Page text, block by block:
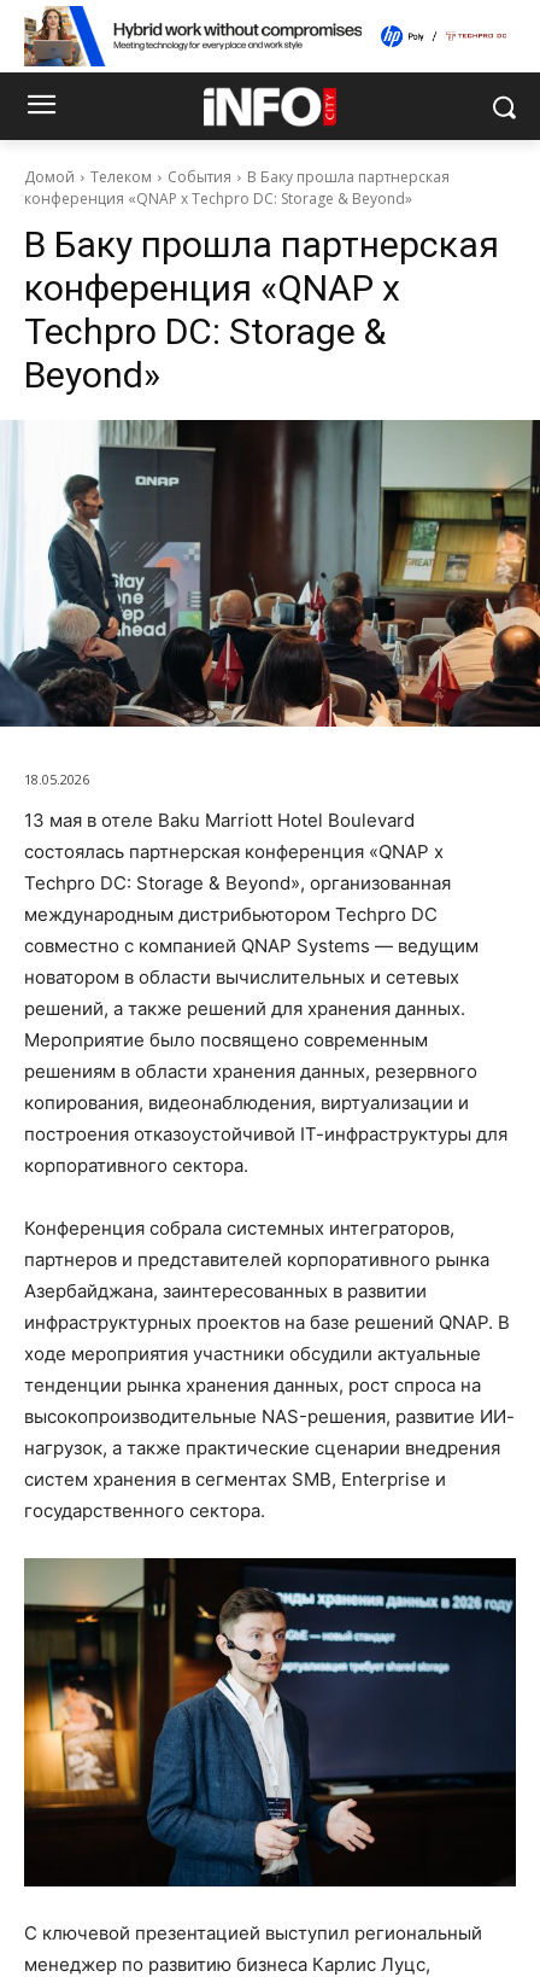
Домой Телеком События
В Баку прошла партнерская
конференция «QNAP x Techpro DC: Storage & Beyond»
В Баку прошла партнерская
конференция «QNAP x
Techpro DC: Storage &
Beyond»
18.05.2026
13 мая в отеле Baku Marriott Hotel Boulevard
состоялась партнерская конференция «QNAP x
Techpro DC: Storage & Beyond», организованная
международным дистрибьютором Techpro DC
совместно с компанией QNAP Systems — ведущим
новатором в области вычислительных и сетевых
решений, а также решений для хранения данных.
Мероприятие было посвящено современным
решениям в области хранения данных, резервного
копирования, видеонаблюдения, виртуализации и
построения отказоустойчивой IТ-инфраструктуры для
корпоративного сектора.
Конференция собрала системных интеграторов,
партнеров и представителей корпоративного рынка
Азербайджана, заинтересованных в развитии
инфраструктурных проектов на базе решений QNAP. В
ходе мероприятия участники обсудили актуальные
тенденции рынка хранения данных, рост спроса на
высокопроизводительные NAS-решения, развитие ИИ-
нагрузок, а также практические сценарии внедрения
систем хранения в сегментах SMB, Enterprise и
государственного сектора.
С ключевой презентацией выступил региональный
менеджер по развитию бизнеса Карлис Луцс,